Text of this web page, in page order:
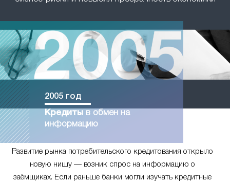
2005 год
Кредиты в обмен на
информацию
Развитие рынка потребительского кредитования открыло
новую нишу — возник спрос на информацию о
заёмщиках. Если раньше банки могли изучать кредитные